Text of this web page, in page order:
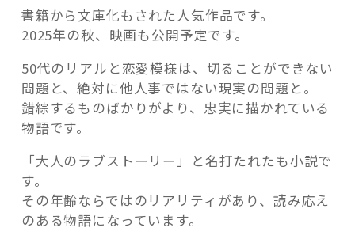
書籍から文庫化もされた人気作品です。
2025年の秋、映画も公開予定です。
50代のリアルと恋愛模様は、切ることができない
問題と、絶対に他人事ではない現実の問題と。
錯綜するものばかりがより、忠実に描かれている
物語です。
「大人のラブストーリー」と名打たれたも小説で
す。
その年齢ならではのリアリティがあり、読み応え
のある物語になっています。